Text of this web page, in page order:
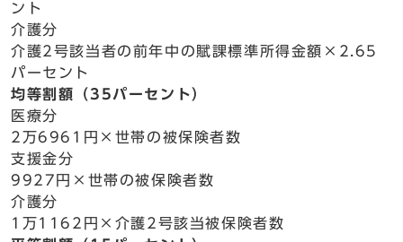
ント
介護分
介護2号該当者の前年中の賦課標準所得金額×2.65
パーセント
均等割額（35パーセント）
医療分
2万6961円×世帯の被保険者数
支援金分
9927円×世帯の被保険者数
介護分
1万1162円×介護2号該当被保険者数